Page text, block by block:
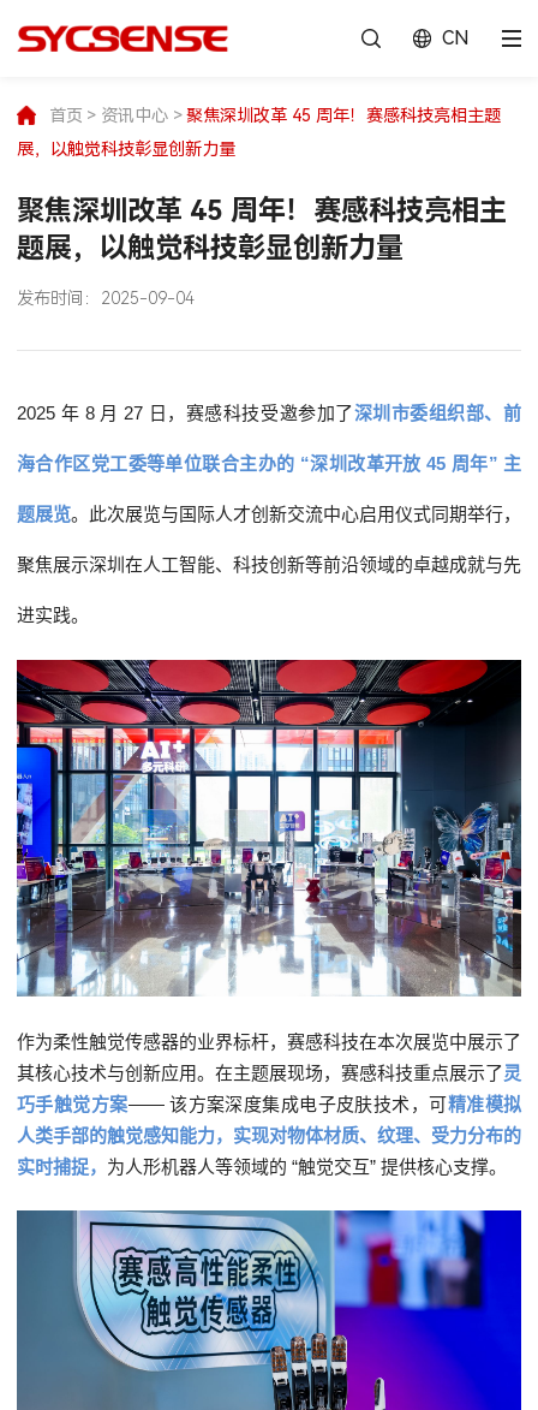
CN
首页 > 资讯中心 > 聚焦深圳改革 45 周年！赛感科技亮相主题
展，以触觉科技彰显创新力量
聚焦深圳改革 45 周年！赛感科技亮相主
题展，以触觉科技彰显创新力量
发布时间： 2025-09-04
2025 年 8 月 27 日，赛感科技受邀参加了深圳市委组织部、前
海合作区党工委等单位联合主办的 “深圳改革开放 45 周年” 主
题展览。 此次展览与国际人才创新交流中心启用仪式同期举行，
聚焦展示深圳在人工智能、科技创新等前沿领域的卓越成就与先
进实践。
作为柔性触觉传感器的业界标杆，赛感科技在本次展览中展示了
其核心技术与创新应用。在主题展现场，赛感科技重点展示了灵
巧手触觉方案—— 该方案深度集成电子皮肤技术，可精准模拟
人类手部的触觉感知能力， 实现对物体材质、纹理、受力分布的
实时捕捉， 为人形机器人等领域的 “触觉交互” 提供核心支撑。